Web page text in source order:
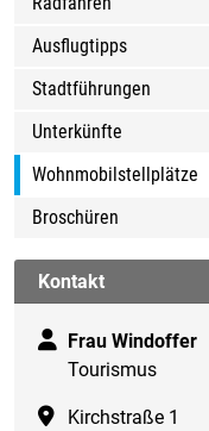
Ausflugtipps
Stadtführungen
Unterkünfte
Wohnmobilstellplätze
Broschüren
Kontakt
Frau Windoffer
Tourismus
Kirchstraße 1